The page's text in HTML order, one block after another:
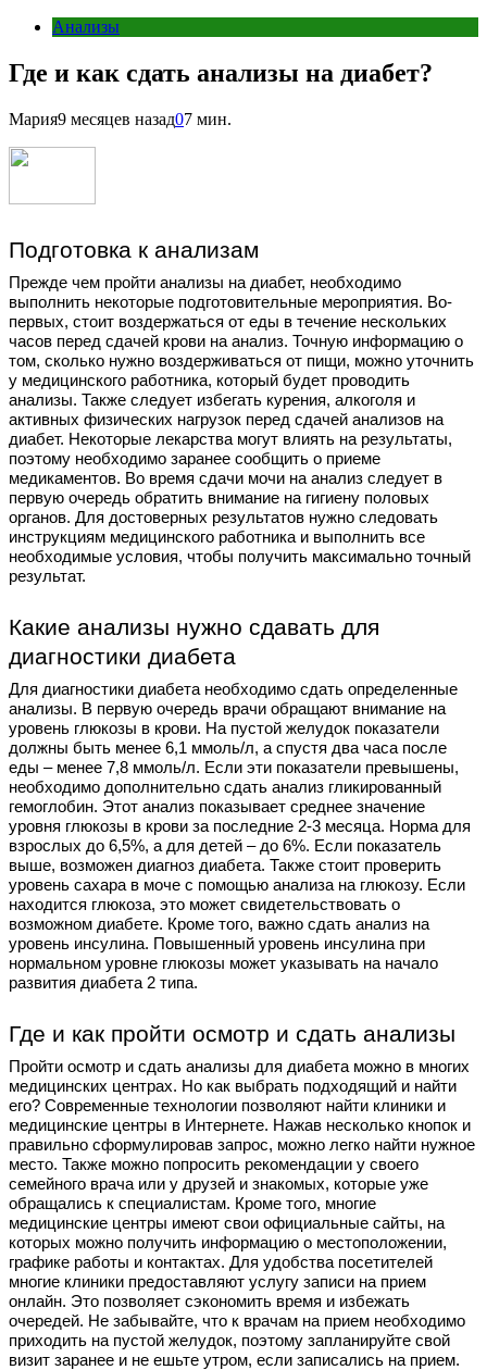
Анализы
Где и как сдать анализы на диабет?
Мария9 месяцев назад07 мин.
Подготовка к анализам
Прежде чем пройти анализы на диабет, необходимо
выполнить некоторые подготовительные мероприятия. Во-
первых, стоит воздержаться от еды в течение нескольких
часов перед сдачей крови на анализ. Точную информацию о
том, сколько нужно воздерживаться от пищи, можно уточнить
у медицинского работника, который будет проводить
анализы. Также следует избегать курения, алкоголя и
активных физических нагрузок перед сдачей анализов на
диабет. Некоторые лекарства могут влиять на результаты,
поэтому необходимо заранее сообщить о приеме
медикаментов. Во время сдачи мочи на анализ следует в
первую очередь обратить внимание на гигиену половых
органов. Для достоверных результатов нужно следовать
инструкциям медицинского работника и выполнить все
необходимые условия, чтобы получить максимально точный
результат.
Какие анализы нужно сдавать для
диагностики диабета
Для диагностики диабета необходимо сдать определенные
анализы. В первую очередь врачи обращают внимание на
уровень глюкозы в крови. На пустой желудок показатели
должны быть менее 6,1 ммоль/л, а спустя два часа после
еды – менее 7,8 ммоль/л. Если эти показатели превышены,
необходимо дополнительно сдать анализ гликированный
гемоглобин. Этот анализ показывает среднее значение
уровня глюкозы в крови за последние 2-3 месяца. Норма для
взрослых до 6,5%, а для детей – до 6%. Если показатель
выше, возможен диагноз диабета. Также стоит проверить
уровень сахара в моче с помощью анализа на глюкозу. Если
находится глюкоза, это может свидетельствовать о
возможном диабете. Кроме того, важно сдать анализ на
уровень инсулина. Повышенный уровень инсулина при
нормальном уровне глюкозы может указывать на начало
развития диабета 2 типа.
Где и как пройти осмотр и сдать анализы
Пройти осмотр и сдать анализы для диабета можно в многих
медицинских центрах. Но как выбрать подходящий и найти
его? Современные технологии позволяют найти клиники и
медицинские центры в Интернете. Нажав несколько кнопок и
правильно сформулировав запрос, можно легко найти нужное
место. Также можно попросить рекомендации у своего
семейного врача или у друзей и знакомых, которые уже
обращались к специалистам. Кроме того, многие
медицинские центры имеют свои официальные сайты, на
которых можно получить информацию о местоположении,
графике работы и контактах. Для удобства посетителей
многие клиники предоставляют услугу записи на прием
онлайн. Это позволяет сэкономить время и избежать
очередей. Не забывайте, что к врачам на прием необходимо
приходить на пустой желудок, поэтому запланируйте свой
визит заранее и не ешьте утром, если записались на прием.